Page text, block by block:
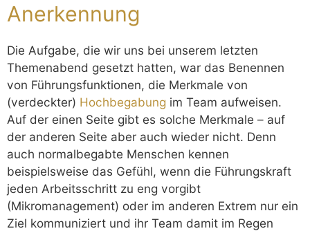
Anerkennung
Die Aufgabe, die wir uns bei unserem letzten
Themenabend gesetzt hatten, war das Benennen
von Führungsfunktionen, die Merkmale von
(verdeckter) Hochbegabung im Team aufweisen.
Auf der einen Seite gibt es solche Merkmale – auf
der anderen Seite aber auch wieder nicht. Denn
auch normalbegabte Menschen kennen
beispielsweise das Gefühl, wenn die Führungskraft
jeden Arbeitsschritt zu eng vorgibt
(Mikromanagement) oder im anderen Extrem nur ein
Ziel kommuniziert und ihr Team damit im Regen